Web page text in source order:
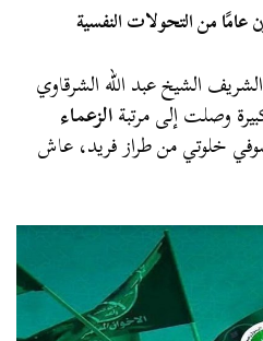
عامًا من التحولات النفسية
الشيخ عبد الله الشرقاوي
وصلت إلى مرتبةالزعماء
خلوتي من طراز فريد، عاش